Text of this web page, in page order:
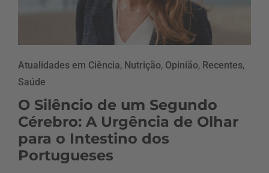
Atualidades em Ciência, Nutrição, Opinião, Recentes,
Saúde
O Silêncio de um Segundo
Cérebro: A Urgência de Olhar
para o Intestino dos
Portugueses